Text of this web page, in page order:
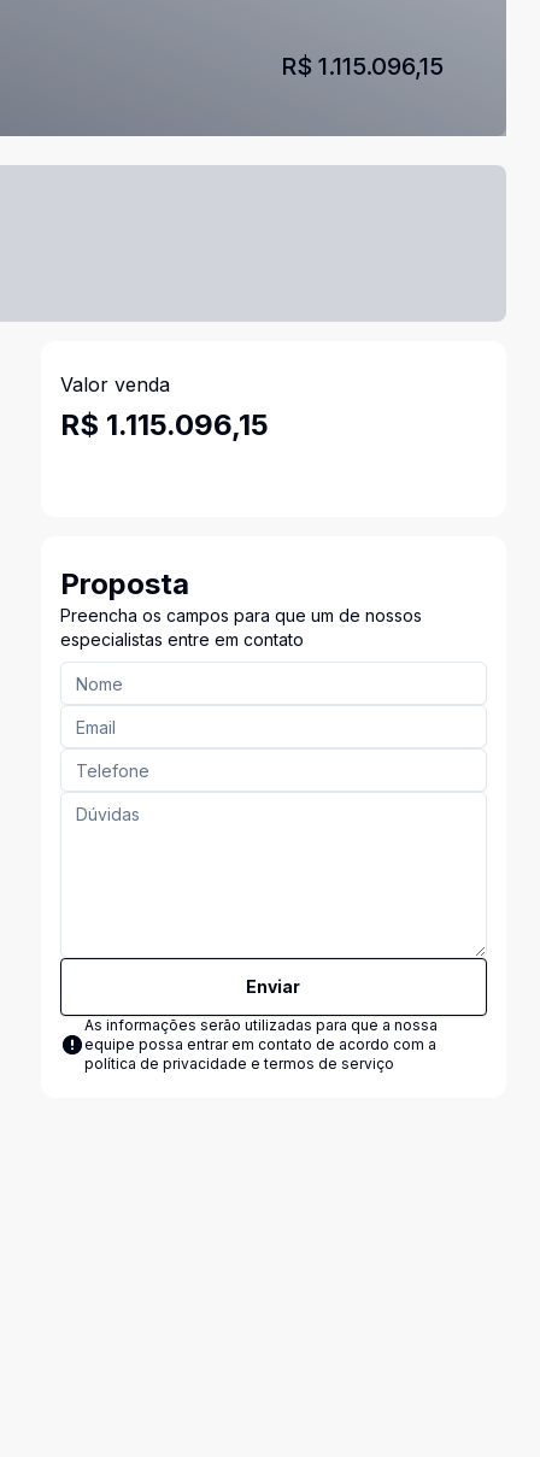
R$ 1.115.096,15
Valor venda
R$ 1.115.096,15
Proposta
Preencha os campos para que um de nossos
especialistas entre em contato
Enviar
As informações serão utilizadas para que a nossa
equipe possa entrar em contato de acordo com a
política de privacidade e termos de serviço